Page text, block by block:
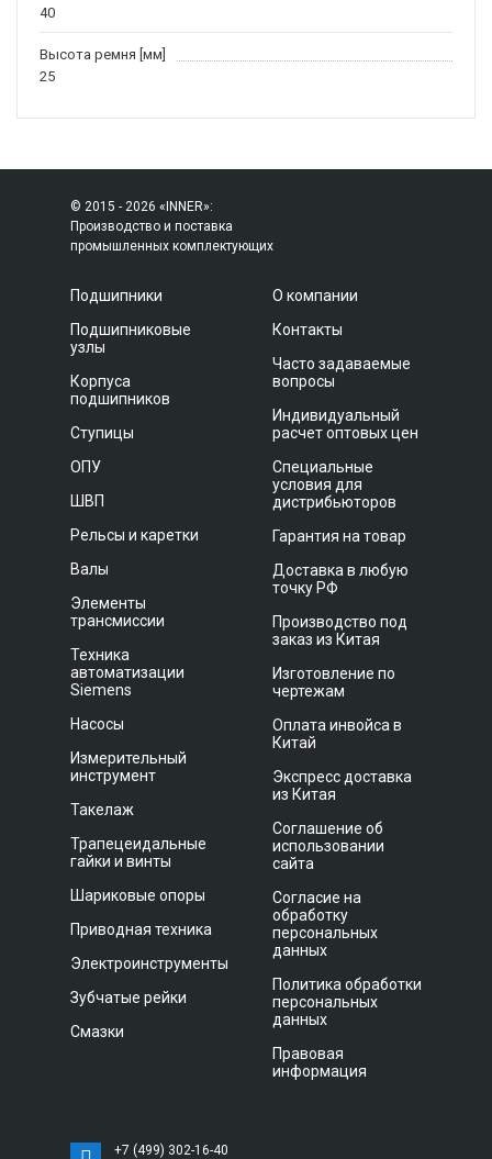
40
Высота ремня [мм]
25
© 2015 - 2026 «INNER»:
Производство и поставка
промышленных комплектующих
Подшипники
Подшипниковые
узлы
Корпуса
подшипников
Ступицы
ОПУ
ШВП
Рельсы и каретки
Валы
Элементы
трансмиссии
Техника
автоматизации
Siemens
Насосы
Измерительный
инструмент
Такелаж
Трапецеидальные
гайки и винты
Шариковые опоры
Приводная техника
Электроинструменты
Зубчатые рейки
Смазки
О компании
Контакты
Часто задаваемые
вопросы
Индивидуальный
расчет оптовых цен
Специальные
условия для
дистрибьюторов
Гарантия на товар
Доставка в любую
точку РФ
Производство под
заказ из Китая
Изготовление по
чертежам
Оплата инвойса в
Китай
Экспресс доставка
из Китая
Соглашение об
использовании
сайта
Согласие на
обработку
персональных
данных
Политика обработки
персональных
данных
Правовая
информация
+7 (499) 302-16-40